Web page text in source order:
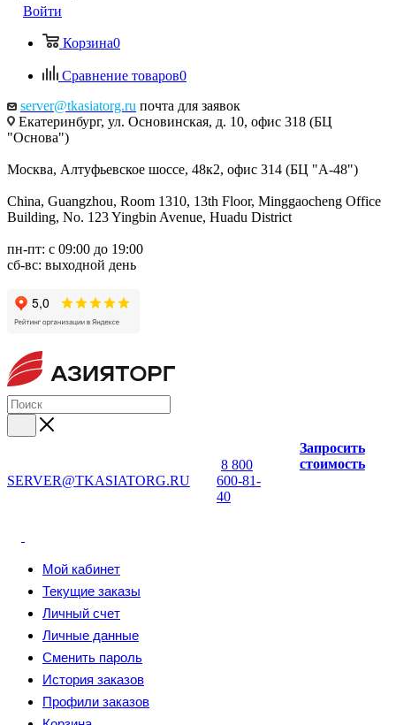
Войти
Корзина0
Сравнение товаров0
server@tkasiatorg.ru почта для заявок
Екатеринбург, ул. Основинская, д. 10, офис 318 (БЦ
"Основа")
Москва, Алтуфьевское шоссе, 48к2, офис 314 (БЦ "А-48")
China, Guangzhou, Room 1310, 13th Floor, Minggaocheng Office
Building, No. 123 Yingbin Avenue, Huadu District
пн-пт: с 09:00 до 19:00
сб-вс: выходной день
SERVER@TKASIATORG.RU
8 800
600-81-
40
Запросить
стоимость
Мой кабинет
Текущие заказы
Личный счет
Личные данные
Сменить пароль
История заказов
Профили заказов